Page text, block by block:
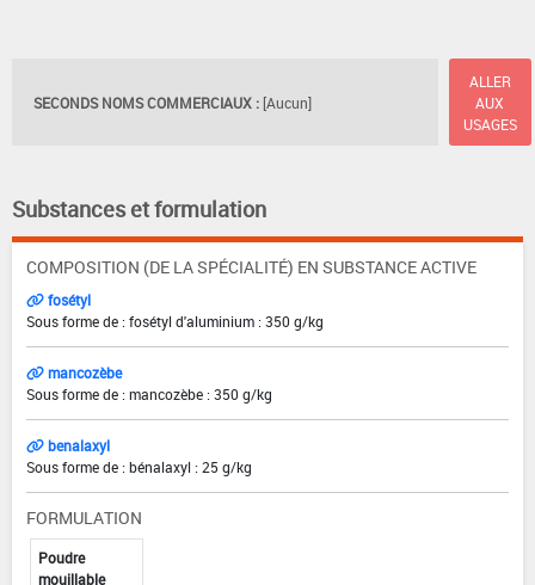
SECONDS NOMS COMMERCIAUX : [Aucun]
ALLER
AUX
USAGES
Substances et formulation
COMPOSITION (DE LA SPÉCIALITÉ) EN SUBSTANCE ACTIVE
fosétyl
Sous forme de : fosétyl d'aluminium : 350 g/kg
mancozèbe
Sous forme de : mancozèbe : 350 g/kg
benalaxyl
Sous forme de : bénalaxyl : 25 g/kg
FORMULATION
Poudre
mouillable